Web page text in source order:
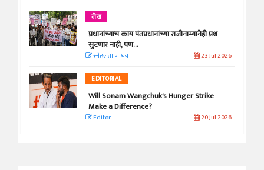
लेख
प्रधानांच्याच काय पंतप्रधानांच्या राजीनाम्यानेही प्रश्न
सुटणार नाही, पण...
स्नेहलता जाधव 23 Jul 2026
EDITORIAL
Will Sonam Wangchuk's Hunger Strike
Make a Difference?
Editor 20 Jul 2026